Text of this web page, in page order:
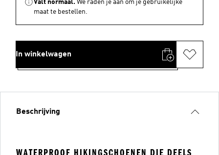
Valt normaal. We raden je aan om je gebruikelijke
maat te bestellen.
In winkelwagen
Beschrijving